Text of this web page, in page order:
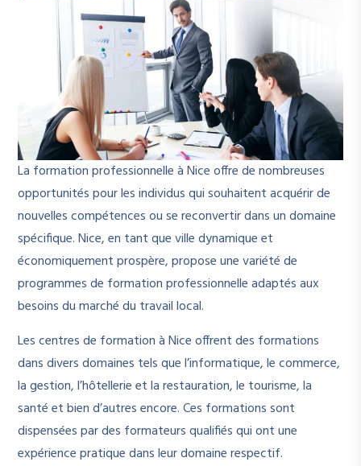
La formation professionnelle à Nice offre de nombreuses
opportunités pour les individus qui souhaitent acquérir de
nouvelles compétences ou se reconvertir dans un domaine
spécifique. Nice, en tant que ville dynamique et
économiquement prospère, propose une variété de
programmes de formation professionnelle adaptés aux
besoins du marché du travail local.
Les centres de formation à Nice offrent des formations
dans divers domaines tels que l’informatique, le commerce,
la gestion, l’hôtellerie et la restauration, le tourisme, la
santé et bien d’autres encore. Ces formations sont
dispensées par des formateurs qualifiés qui ont une
expérience pratique dans leur domaine respectif.